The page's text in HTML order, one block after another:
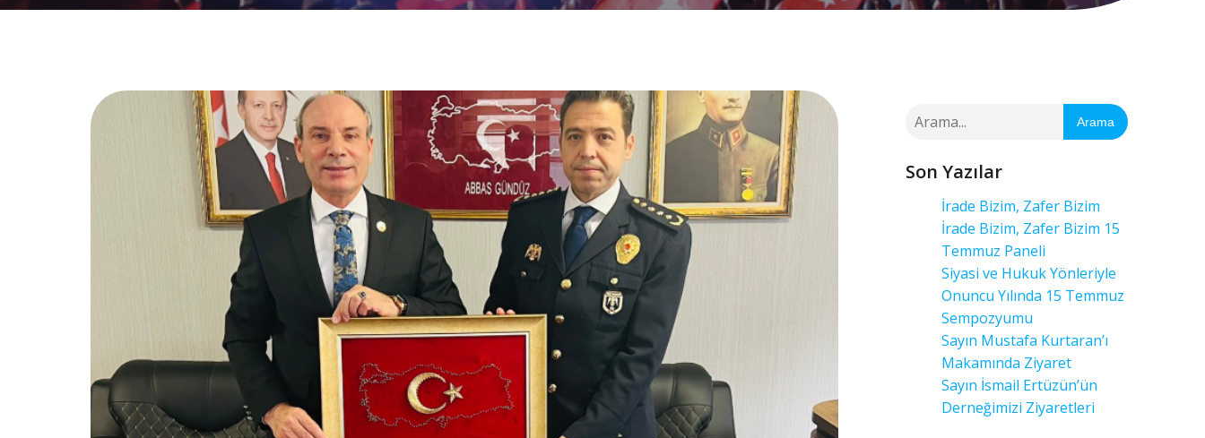
Arama
Son Yazılar
İrade Bizim, Zafer Bizim
İrade Bizim, Zafer Bizim 15
Temmuz Paneli
Siyasi ve Hukuk Yönleriyle
Onuncu Yılında 15 Temmuz
Sempozyumu
Sayın Mustafa Kurtaran’ı
Makamında Ziyaret
Sayın İsmail Ertüzün’ün
Derneğimizi Ziyaretleri